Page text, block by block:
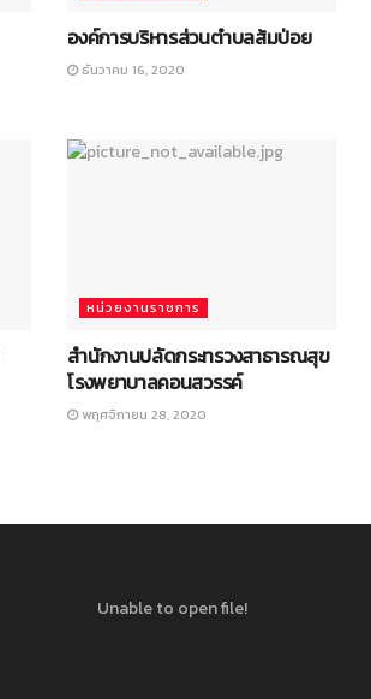
องค์การบริหารส่วนตำบลส้มป่อย
ธันวาคม 16, 2020
หน่วยงานราชการ
สำนักงานปลัดกระทรวงสาธารณสุข
โรงพยาบาลคอนสวรรค์
พฤศจิกายน 28, 2020
Unable to open file!